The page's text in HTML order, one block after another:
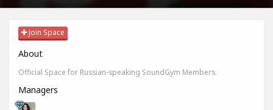
Join Space
About
Official Space for Russian-speaking SoundGym Members.
Managers